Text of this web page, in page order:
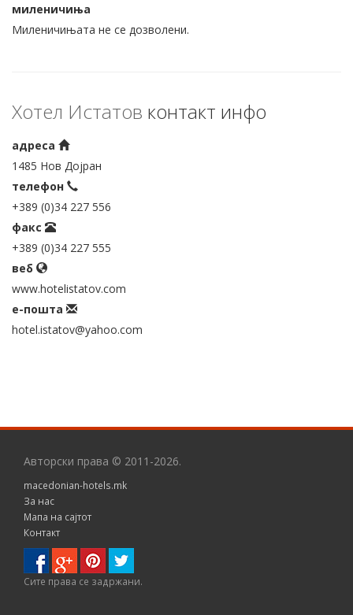
миленичиња
Миленичињата не се дозволени.
Хотел Истатов контакт инфо
адреса
1485 Нов Дојран
телефон
+389 (0)34 227 556
факс
+389 (0)34 227 555
веб
www.hotelistatov.com
е-пошта
hotel.istatov@yahoo.com
Авторски права © 2011-2026.
macedonian-hotels.mk
За нас
Мапа на сајтот
Контакт
Сите правa се задржани.